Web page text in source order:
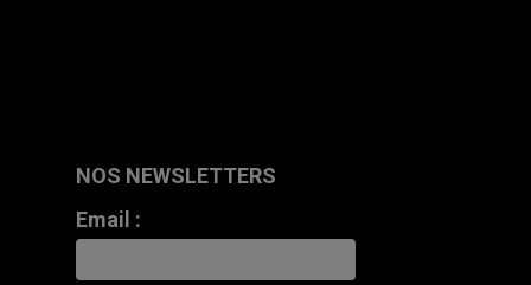
NOS NEWSLETTERS
Email :